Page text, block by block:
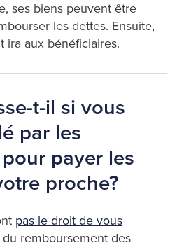
ses biens peuvent être
les dettes. Ensuite,
ira aux bénéficiaires.
t-il si vous
par les
payer les
proche?
pas le droit de vous
du remboursement des